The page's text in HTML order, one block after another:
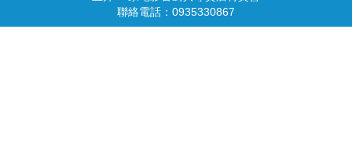
請由此進入
聯絡電話：0935330867